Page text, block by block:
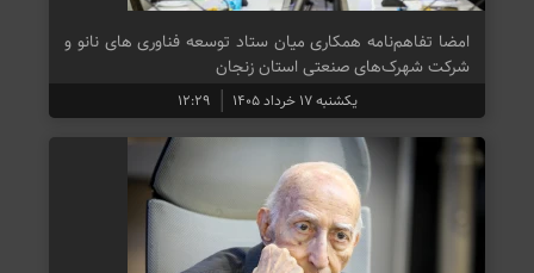
امضا تفاهم‌نامه همکاری میان ستاد توسعه فناوری های نانو و
شرکت شهرک‌‌های صنعتی استان زنجان
یکشنبه ۱۷ خرداد ۱۴۰۵ ۱۲:۲۹